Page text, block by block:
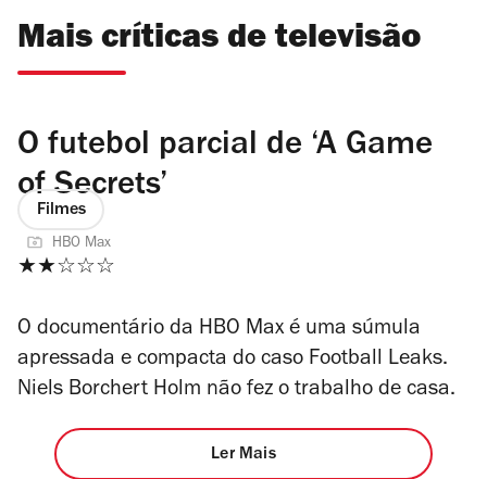
Mais críticas de televisão
O futebol parcial de ‘A Game
of Secrets’
Filmes
HBO Max
★★☆☆☆
O documentário da HBO Max é uma súmula
apressada e compacta do caso Football Leaks.
Niels Borchert Holm não fez o trabalho de casa.
Ler Mais